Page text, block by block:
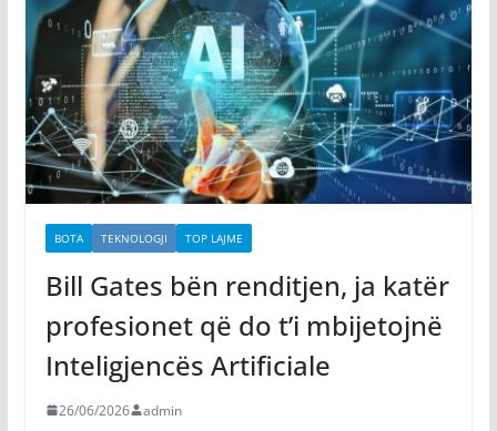
BOTA TEKNOLOGJI TOP LAJME
Bill Gates bën renditjen, ja katër
profesionet që do t’i mbijetojnë
Inteligjencës Artificiale
26/06/2026 admin